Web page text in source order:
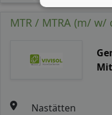
MTR / MTRA (m/ w/
Nastätten